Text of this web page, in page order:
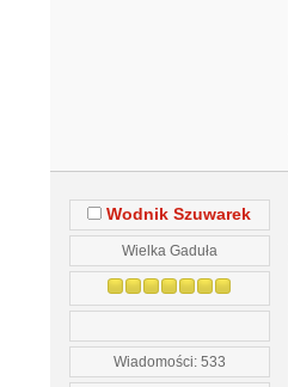
Wodnik Szuwarek
Wielka Gaduła
Wiadomości: 533